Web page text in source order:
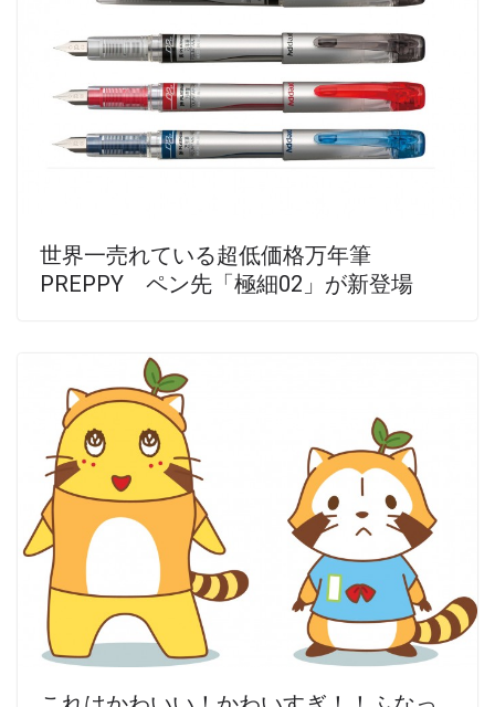
世界一売れている超低価格万年筆
PREPPY ペン先「極細02」が新登場